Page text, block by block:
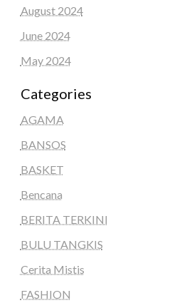
August 2024
June 2024
May 2024
Categories
AGAMA
BANSOS
BASKET
Bencana
BERITA TERKINI
BULU TANGKIS
Cerita Mistis
FASHION